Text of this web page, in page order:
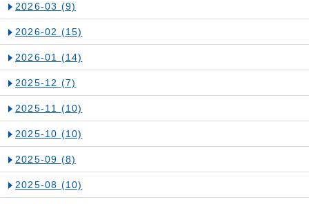
2026-03 (9)
2026-02 (15)
2026-01 (14)
2025-12 (7)
2025-11 (10)
2025-10 (10)
2025-09 (8)
2025-08 (10)